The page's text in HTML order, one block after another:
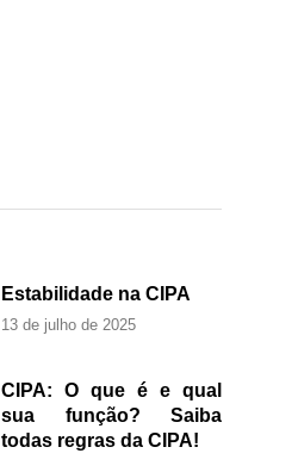
Estabilidade na CIPA
13 de julho de 2025
CIPA: O que é e qual
sua função? Saiba
todas regras da CIPA!